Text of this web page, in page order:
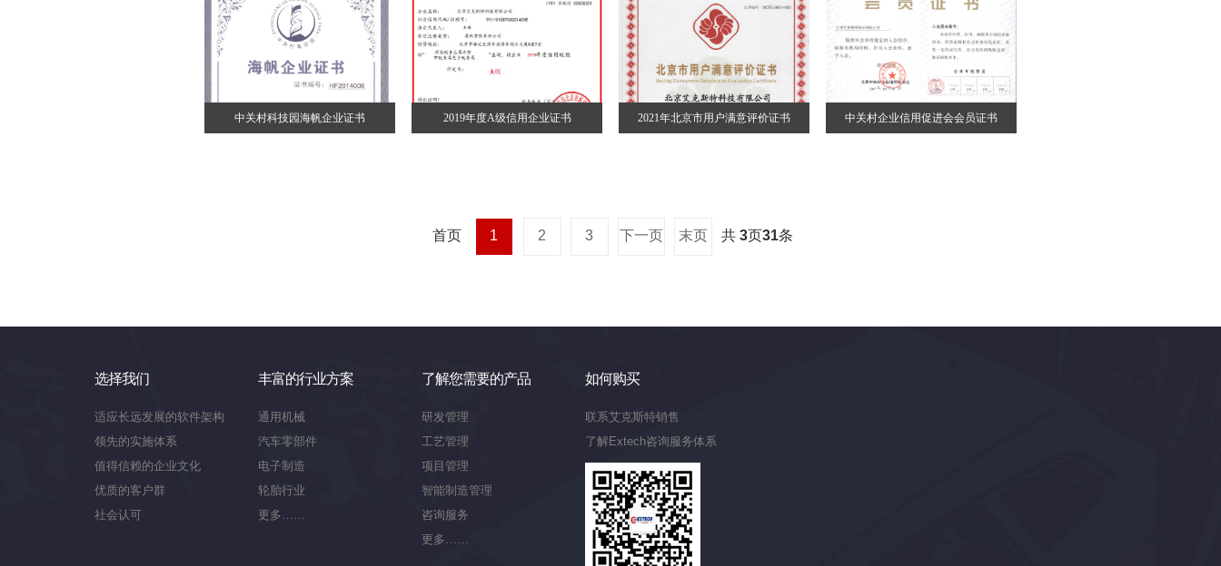
中关村科技园海帆企业证书 2019年度A级信用企业证书 2021年北京市用户满意评价证书 中关村企业信用促进会会员证书
首页 1 2 3 下一页 末页 共 3页31条
选择我们
适应长远发展的软件架构
领先的实施体系
值得信赖的企业文化
优质的客户群
社会认可
丰富的行业方案
通用机械
汽车零部件
电子制造
轮胎行业
更多……
了解您需要的产品
研发管理
工艺管理
项目管理
智能制造管理
咨询服务
更多……
如何购买
联系艾克斯特销售
了解Extech咨询服务体系